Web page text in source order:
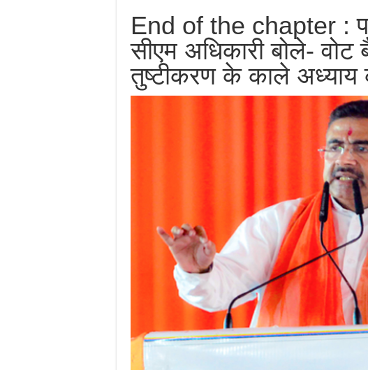
End of the chapter :
सीएम अधिकारी बोले-
तुष्टीकरण के काले